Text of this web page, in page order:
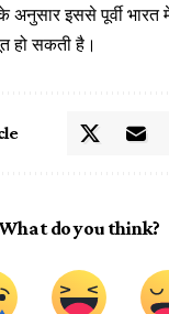
अनुसार इससे पूर्वी भारत
हो सकती है।
What do you think?